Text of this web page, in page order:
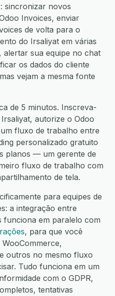
sincronizar novos
Invoices, enviar
de volta para o
do Irsaliyat em várias
alertar sua equipe no chat
os dados do cliente
vejam a mesma fonte
de 5 minutos. Inscreva-
autorize o Odoo
fluxo de trabalho entre
personalizado gratuito
planos — um gerente de
fluxo de trabalho com
de tela.
para equipes de
a integração entre
funciona em paralelo com
, para que você
outros no mesmo fluxo
Tudo funciona em um
com o GDPR,
tentativas